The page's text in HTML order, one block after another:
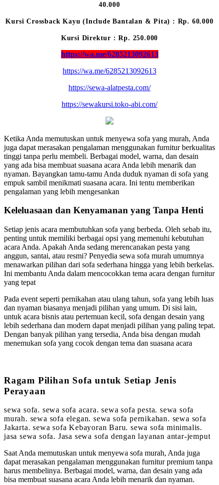
40.000
Kursi Crossback Kayu (Include Bantalan & Pita) : Rp. 60.000
Kursi Direktur : Rp. 250.000
https://wa.me/6285213092613
https://wa.me/6285213092613
https://sewa-alatpesta.com/
https://sewakursi.toko-abi.com/
Ketika Anda memutuskan untuk menyewa sofa yang murah, Anda
juga dapat merasakan pengalaman menggunakan furnitur berkualitas
tinggi tanpa perlu membeli. Berbagai model, warna, dan desain
yang ada bisa membuat suasana acara Anda lebih menarik dan
nyaman. Bayangkan tamu-tamu Anda duduk nyaman di sofa yang
empuk sambil menikmati suasana acara. Ini tentu memberikan
pengalaman yang lebih mengesankan
Keleluasaan dan Kenyamanan yang Tanpa Henti
Setiap jenis acara membutuhkan sofa yang berbeda. Oleh sebab itu,
penting untuk memiliki berbagai opsi yang memenuhi kebutuhan
acara Anda. Apakah Anda sedang merencanakan pesta yang
anggun, santai, atau resmi? Penyedia sewa sofa murah umumnya
menawarkan pilihan dari sofa sederhana hingga yang lebih berkelas.
Ini membantu Anda dalam mencocokkan tema acara dengan furnitur
yang tepat
Pada event seperti pernikahan atau ulang tahun, sofa yang lebih luas
dan nyaman biasanya menjadi pilihan yang umum. Di sisi lain,
untuk acara bisnis atau pertemuan kecil, sofa dengan desain yang
lebih sederhana dan modern dapat menjadi pilihan yang paling tepat.
Dengan banyak pilihan yang tersedia, Anda bisa dengan mudah
menemukan sofa yang cocok dengan tema dan suasana acara
Ragam Pilihan Sofa untuk Setiap Jenis
Perayaan
sewa sofa. sewa sofa acara. sewa sofa pesta. sewa sofa
murah. sewa sofa elegan. sewa sofa pernikahan. sewa sofa
Jakarta. sewa sofa Kebayoran Baru. sewa sofa minimalis.
jasa sewa sofa. Jasa sewa sofa dengan layanan antar-jemput
Saat Anda memutuskan untuk menyewa sofa murah, Anda juga
dapat merasakan pengalaman menggunakan furnitur premium tanpa
harus membelinya. Berbagai model, warna, dan desain yang ada
bisa membuat suasana acara Anda lebih menarik dan nyaman.